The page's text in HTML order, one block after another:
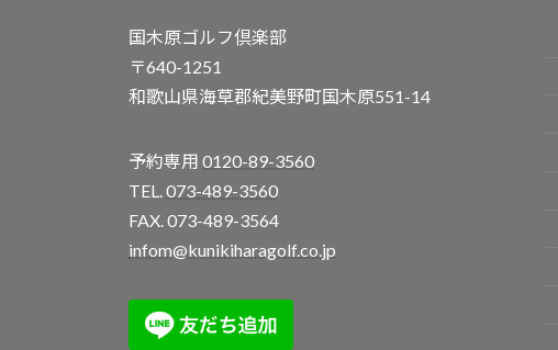
国木原ゴルフ倶楽部
〒640-1251
和歌山県海草郡紀美野町国木原551-14
予約専用 0120-89-3560
TEL. 073-489-3560
FAX. 073-489-3564
infom@kunikiharagolf.co.jp